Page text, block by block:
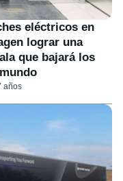
eléctricos en
lograr una
que bajará los
años